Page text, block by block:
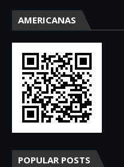
AMERICANAS
POPULAR POSTS